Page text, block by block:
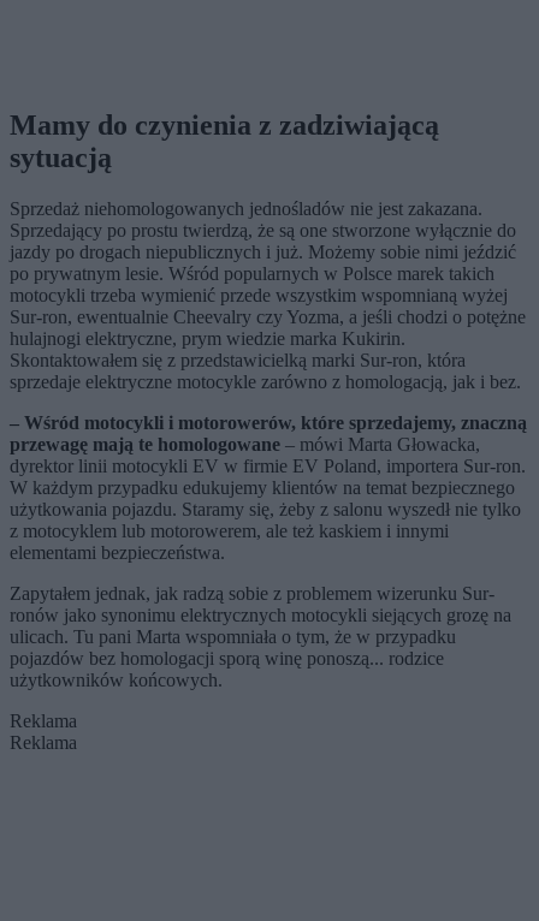
Mamy do czynienia z zadziwiającą
sytuacją
Sprzedaż niehomologowanych jednośladów nie jest zakazana.
Sprzedający po prostu twierdzą, że są one stworzone wyłącznie do
jazdy po drogach niepublicznych i już. Możemy sobie nimi jeździć
po prywatnym lesie. Wśród popularnych w Polsce marek takich
motocykli trzeba wymienić przede wszystkim wspomnianą wyżej
Sur-ron, ewentualnie Cheevalry czy Yozma, a jeśli chodzi o potężne
hulajnogi elektryczne, prym wiedzie marka Kukirin.
Skontaktowałem się z przedstawicielką marki Sur-ron, która
sprzedaje elektryczne motocykle zarówno z homologacją, jak i bez.
– Wśród motocykli i motorowerów, które sprzedajemy, znaczną
przewagę mają te homologowane – mówi Marta Głowacka,
dyrektor linii motocykli EV w firmie EV Poland, importera Sur-ron.
W każdym przypadku edukujemy klientów na temat bezpiecznego
użytkowania pojazdu. Staramy się, żeby z salonu wyszedł nie tylko
z motocyklem lub motorowerem, ale też kaskiem i innymi
elementami bezpieczeństwa.
Zapytałem jednak, jak radzą sobie z problemem wizerunku Sur-
ronów jako synonimu elektrycznych motocykli siejących grozę na
ulicach. Tu pani Marta wspomniała o tym, że w przypadku
pojazdów bez homologacji sporą winę ponoszą... rodzice
użytkowników końcowych.
Reklama
Reklama